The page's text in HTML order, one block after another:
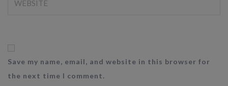
Save my name, email, and website in this browser for
the next time I comment.